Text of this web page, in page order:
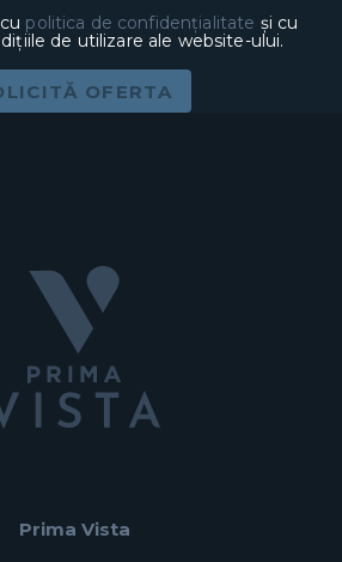
politica de confidențialitate și cu
de utilizare ale website-ului.
OFERTA
Prima Vista